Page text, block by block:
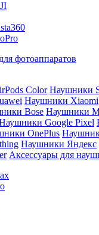
фотоаппаратов
Color Наушники
Наушники Xiaomi
Bose Наушники
Google Pixel
OnePlus
Наушники Яндекс
Аксессуары для